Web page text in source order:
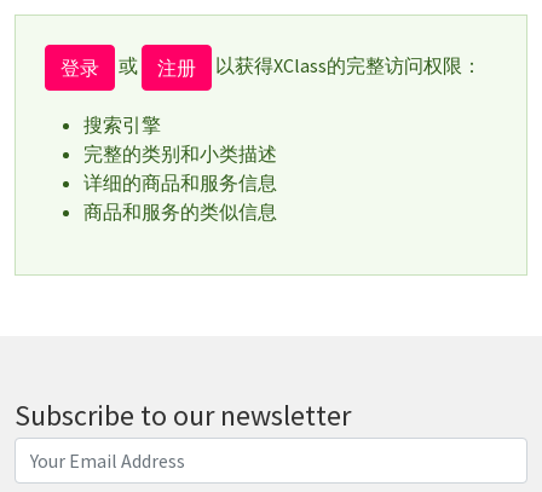
登录 或 注册 以获得XClass的完整访问权限：
搜索引擎
完整的类别和小类描述
详细的商品和服务信息
商品和服务的类似信息
Subscribe to our newsletter